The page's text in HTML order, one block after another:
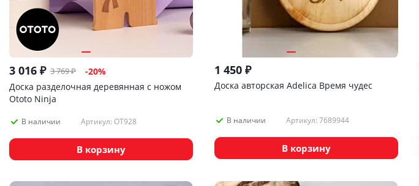
3 016 ₽ 3 769₽ -20%
Доска разделочная деревянная с ножом
Ototo Ninja
В наличии Артикул: OT928
В корзину
1 450₽
Доска авторская Adelica Время чудес
В наличии Артикул: 7689944
В корзину